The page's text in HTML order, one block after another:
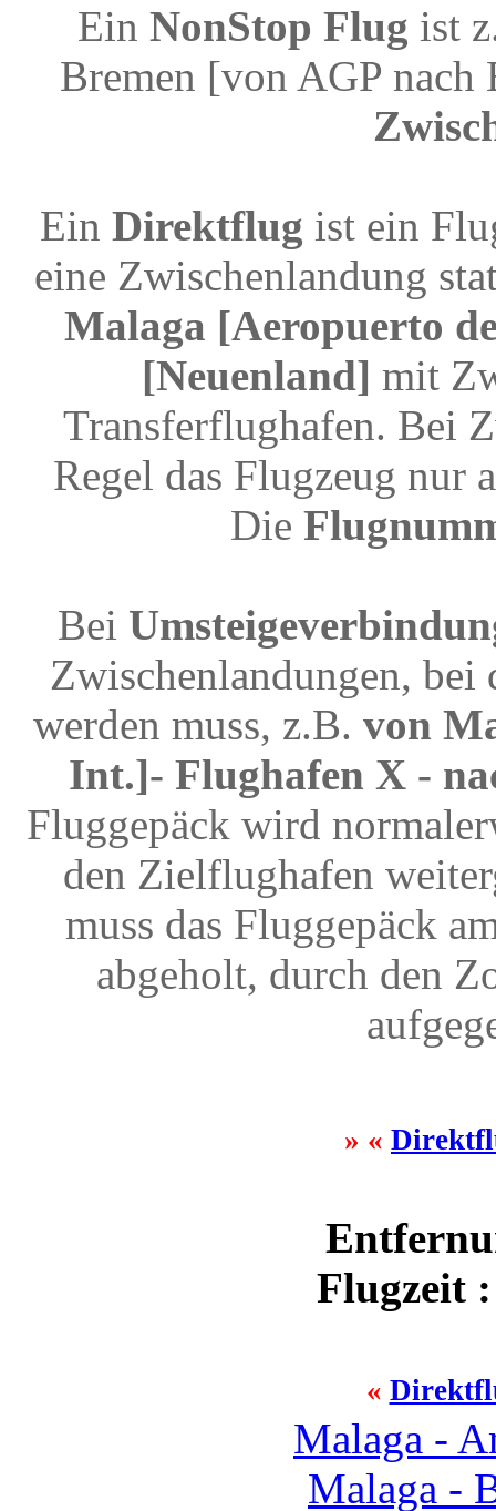
Ein NonStop Flug ist
Bremen [von AGP
Ein Direktflug ist ein
eine Zwischenlandung
Malaga [Aeropuerto
[Neuenland] mit
Transferflughafen. Bei
Regel das Flugzeug nur
Die
Bei
Zwischenlandungen, bei
werden muss, z.B. von
Int.]- Flughafen X -
Fluggepäck wird
den Zielflughafen
muss das Fluggepäck
abgeholt, durch den
» «
Flugzeit
«
Malaga -
Malaga -